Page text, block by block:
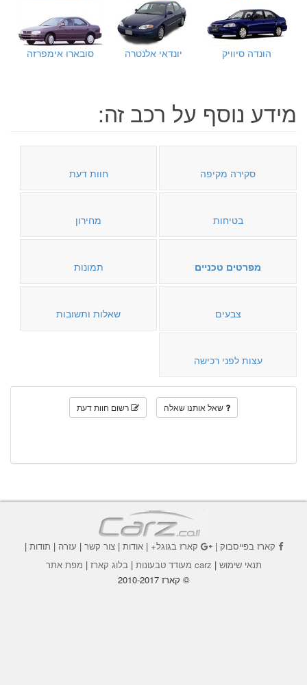
הונדה סיוויק יונדאי אלנטרה סובארו אימפרזה
מידע נוסף על רכב זה:
סקירה מקיפה חוות דעת
בטיחות מחירון
מפרטים טכניים תמונות
צבעים שאלות ותשובות
עצות לפני רכישה
שאל אותנו שאלה רשום חוות דעת
קארז בפייסבוק| קארז בגוגל+|אודות |צור קשר | עזרה | תודות |
תנאי שימוש | carz מעודד טבעונות | בלוג קארז | מפת אתר
© קארז 2010-2017